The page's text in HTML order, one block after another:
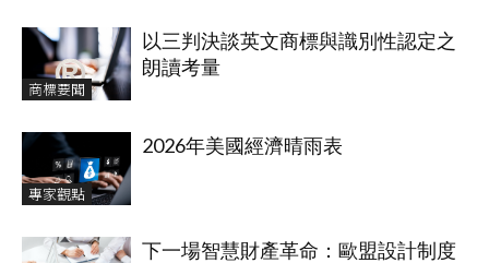
商標要聞
以三判決談英文商標與識別性認定之
朗讀考量
專家觀點
2026年美國經濟晴雨表
下一場智慧財產革命：歐盟設計制度